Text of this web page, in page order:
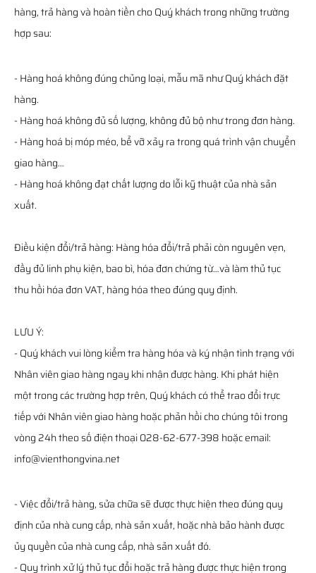
hàng, trả hàng và hoàn tiền cho Quý khách trong những trường
hợp sau:
- Hàng hoá không đúng chủng loại, mẫu mã như Quý khách đặt
hàng.
- Hàng hoá không đủ số lượng, không đủ bộ như trong đơn hàng.
- Hàng hoá bị móp méo, bể vỡ xảy ra trong quá trình vận chuyển
giao hàng…
- Hàng hoá không đạt chất lượng do lỗi kỹ thuật của nhà sản
xuất.
Điều kiện đổi/trả hàng: Hàng hóa đổi/trả phải còn nguyên vẹn,
đầy đủ linh phụ kiện, bao bì, hóa đơn chứng từ…và làm thủ tục
thu hồi hóa đơn VAT, hàng hóa theo đúng quy định.
LƯU Ý:
- Quý khách vui lòng kiểm tra hàng hóa và ký nhận tình trạng với
Nhân viên giao hàng ngay khi nhận được hàng. Khi phát hiện
một trong các trường hợp trên, Quý khách có thể trao đổi trực
tiếp với Nhân viên giao hàng hoặc phản hồi cho chúng tôi trong
vòng 24h theo số điện thoại 028-62-677-398 hoặc email:
info@vienthongvina.net
- Việc đổi/trả hàng, sửa chữa sẽ được thực hiện theo đúng quy
định của nhà cung cấp, nhà sản xuất, hoặc nhà bảo hành được
ủy quyền của nhà cung cấp, nhà sản xuất đó.
- Quy trình xử lý thủ tục đổi hoặc trả hàng được thực hiện trong